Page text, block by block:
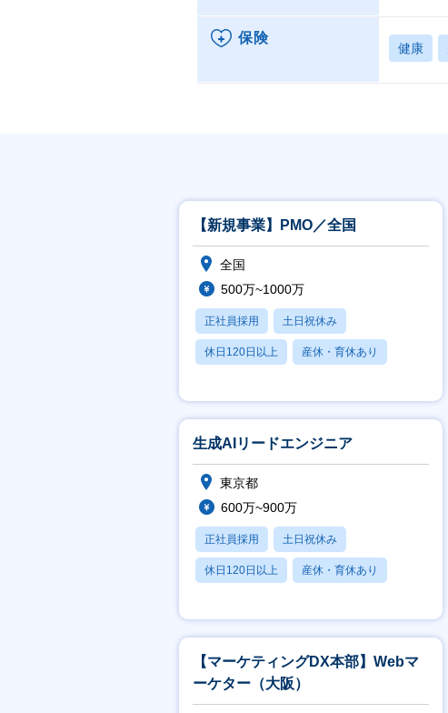
保険
健康
【新規事業】PMO／全国
全国
500万~1000万
正社員採用 土日祝休み
休日120日以上 産休・育休あり
生成AIリードエンジニア
東京都
600万~900万
正社員採用 土日祝休み
休日120日以上 産休・育休あり
【マーケティングDX本部】Webマ
ーケター（大阪）